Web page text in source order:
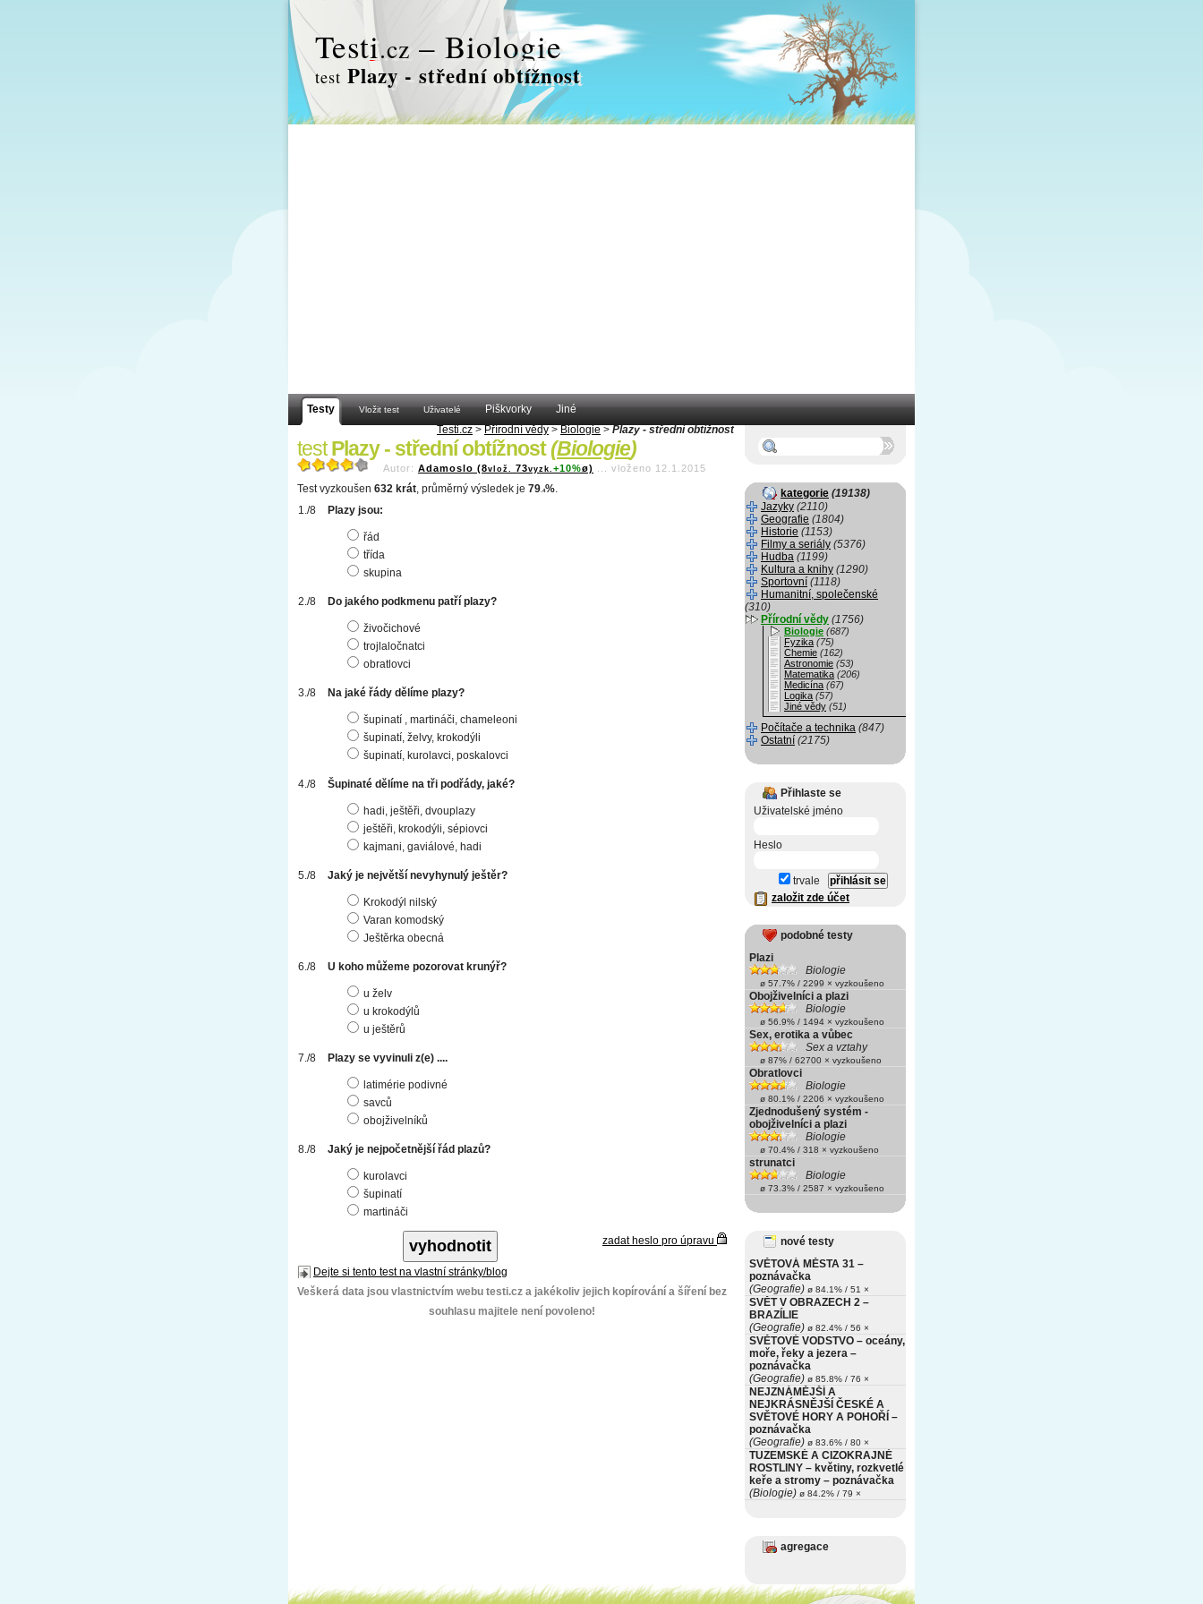
Testi.cz – Biologie
test Plazy - střední obtížnost
Testy Vložit test Uživatelé Piškvorky
Jiné
Testi.cz > Přírodní vědy > Biologie > Plazy - střední obtížnost
testPlazy - střední obtížnost(Biologie)
Autor: Adamoslo (8vlož. 73vyzk. +10%ø) vloženo 12.1.2015
Test vyzkoušen 632 krát, průměrný výsledek je 79 .4%.
Plazy jsou:
řád
třída
skupina
Do jakého podkmenu patří plazy?
živočichové
trojlaločnatci
obratlovci
Na jaké řády dělíme plazy?
šupinatí , martináči, chameleoni
šupinatí, želvy, krokodýli
šupinatí, kurolavci, poskalovci
Šupinaté dělíme na tři podřády, jaké?
hadi, ještěři, dvouplazy
ještěři, krokodýli, sépiovci
kajmani, gaviálové, hadi
Jaký je největší nevyhynulý ještěr?
Krokodýl nilský
Varan komodský
Ještěrka obecná
U koho můžeme pozorovat krunýř?
u želv
u krokodýlů
u ještěrů
Plazy se vyvinuli z(e) ....
latimérie podivné
savců
obojživelníků
Jaký je nejpočetnější řád plazů?
kurolavci
šupinatí
martináči
zadat heslo pro úpravu
Dejte si tento test na vlastní stránky/blog
Veškerá data jsou vlastnictvím webu testi.cz a jakékoliv jejich kopírování a šíření bez
souhlasu majitele není povoleno!
kategorie (19138)
Jazyky (2110)
Geografie (1804)
Historie (1153)
Filmy a seriály (5376)
Hudba (1199)
Kultura a knihy (1290)
Sportovní (1118)
Humanitní, společenské
(310)
Přírodní vědy (1756)
Biologie (687)
Fyzika (75)
Chemie (162)
Astronomie (53)
Matematika (206)
Medicína (67)
Logika (57)
Jiné vědy (51)
Počítače a technika (847)
Ostatní (2175)
Přihlaste se
Uživatelské jméno
Heslo
trvale
založit zde účet
podobné testy
Plazi
Biologie
ø 57.7% / 2299 × vyzkoušeno
Obojživelníci a plazi
Biologie
ø 56.9% / 1494 × vyzkoušeno
Sex, erotika a vůbec
Sex a vztahy
ø 87% / 62700 × vyzkoušeno
Obratlovci
Biologie
ø 80.1% / 2206 × vyzkoušeno
Zjednodušený systém -
obojživelníci a plazi
Biologie
ø 70.4% / 318 × vyzkoušeno
strunatci
Biologie
ø 73.3% / 2587 × vyzkoušeno
nové testy
SVĚTOVÁ MĚSTA 31 –
poznávačka
(Geografie) ø 84.1% / 51 ×
SVĚT V OBRAZECH 2 –
BRAZÍLIE
(Geografie) ø 82.4% / 56 ×
SVĚTOVÉ VODSTVO – oceány,
moře, řeky a jezera –
poznávačka
(Geografie) ø 85.8% / 76 ×
NEJZNÁMĚJŠÍ A
NEJKRÁSNĚJŠÍ ČESKÉ A
SVĚTOVÉ HORY A POHOŘÍ –
poznávačka
(Geografie) ø 83.6% / 80 ×
TUZEMSKÉ A CIZOKRAJNÉ
ROSTLINY – květiny, rozkvetlé
keře a stromy – poznávačka
(Biologie) ø 84.2% / 79 ×
agregace